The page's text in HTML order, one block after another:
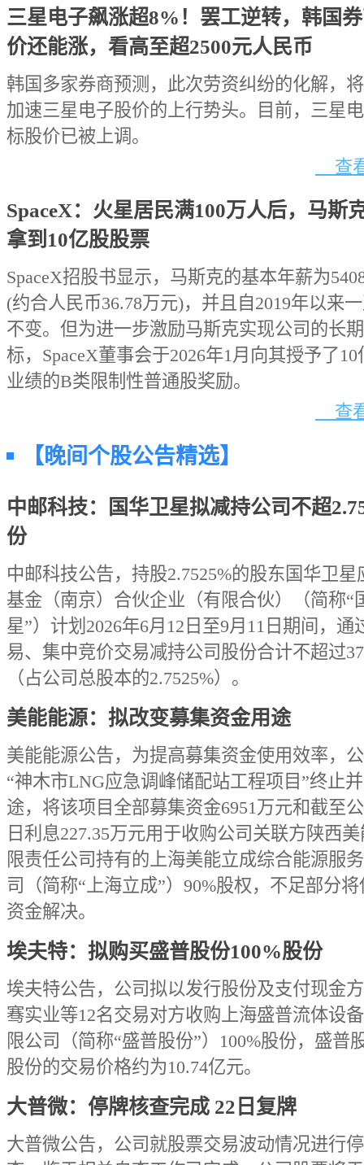
三星电子飙涨超8%！罢工逆转，韩国
价还能涨，看高至超2500元人民币
韩国多家券商预测，此次劳资纠纷的化解，
加速三星电子股价的上行势头。目前，三星
标股价已被上调。
查
SpaceX：火星居民满100万人后，马斯
拿到10亿股股票
SpaceX招股书显示，马斯克的基本年薪为
(约合人民币36.78万元)，并且自2019年以来
不变。但为进一步激励马斯克实现公司的长
标，SpaceX董事会于2026年1月向其授予了
业绩的B类限制性普通股奖励。
查
【晚间个股公告精选】
中邮科技：国华卫星拟减持公司不超
份
中邮科技公告，持股2.7525%的股东国华卫星
基金（南京）合伙企业（有限合伙）（简称“
星”）计划2026年6月12日至9月11日期间，通
易、集中竞价交易减持公司股份合计不超过
（占公司总股本的2.7525%）。
美能能源：拟改变募集资金用途
美能能源公告，为提高募集资金使用效率，
“神木市LNG应急调峰储配站工程项目”终止
途，将该项目全部募集资金6951万元和截至
日利息227.35万元用于收购公司关联方陕西
限责任公司持有的上海美能立成综合能源服
司（简称“上海立成”）90%股权，不足部分
资金解决。
埃夫特：拟购买盛普股份100%股份
埃夫特公告，公司拟以发行股份及支付现金
骞实业等12名交易对方收购上海盛普流体设
限公司（简称“盛普股份”）100%股份，盛普
股份的交易价格约为10.74亿元。
大普微：停牌核查完成 22日复牌
大普微公告，公司就股票交易波动情况进行